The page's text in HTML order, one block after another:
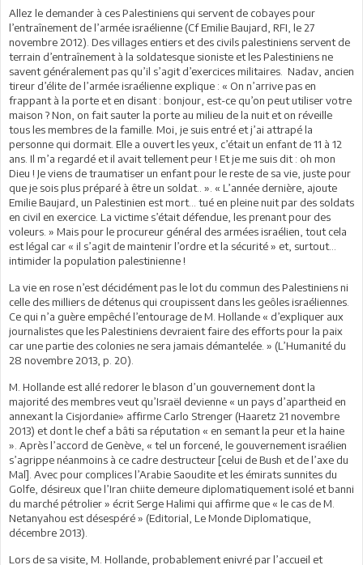
Allez le demander à ces Palestiniens qui servent de cobayes pour
l’entraînement de l’armée israélienne (Cf Emilie Baujard, RFI, le 27
novembre 2012). Des villages entiers et des civils palestiniens servent de
terrain d’entraînement à la soldatesque sioniste et les Palestiniens ne
savent généralement pas qu’il s’agit d’exercices militaires. Nadav, ancien
tireur d’élite de l’armée israélienne explique : « On n’arrive pas en
frappant à la porte et en disant : bonjour, est-ce qu’on peut utiliser votre
maison ? Non, on fait sauter la porte au milieu de la nuit et on réveille
tous les membres de la famille. Moi, je suis entré et j’ai attrapé la
personne qui dormait. Elle a ouvert les yeux, c’était un enfant de 11 à 12
ans. Il m’a regardé et il avait tellement peur ! Et je me suis dit : oh mon
Dieu ! Je viens de traumatiser un enfant pour le reste de sa vie, juste pour
que je sois plus préparé à être un soldat.. ». « L’année dernière, ajoute
Emilie Baujard, un Palestinien est mort… tué en pleine nuit par des soldats
en civil en exercice. La victime s’était défendue, les prenant pour des
voleurs. » Mais pour le procureur général des armées israélien, tout cela
est légal car « il s’agit de maintenir l’ordre et la sécurité » et, surtout…
intimider la population palestinienne !
La vie en rose n’est décidément pas le lot du commun des Palestiniens ni
celle des milliers de détenus qui croupissent dans les geôles israéliennes.
Ce qui n’a guère empêché l’entourage de M. Hollande « d’expliquer aux
journalistes que les Palestiniens devraient faire des efforts pour la paix
car une partie des colonies ne sera jamais démantelée. » (L’Humanité du
28 novembre 2013, p. 20).
M. Hollande est allé redorer le blason d’un gouvernement dont la
majorité des membres veut qu’Israël devienne « un pays d’apartheid en
annexant la Cisjordanie» affirme Carlo Strenger (Haaretz 21 novembre
2013) et dont le chef a bâti sa réputation « en semant la peur et la haine
». Après l’accord de Genève, « tel un forcené, le gouvernement israélien
s’agrippe néanmoins à ce cadre destructeur [celui de Bush et de l’axe du
Mal]. Avec pour complices l’Arabie Saoudite et les émirats sunnites du
Golfe, désireux que l’Iran chiite demeure diplomatiquement isolé et banni
du marché pétrolier » écrit Serge Halimi qui affirme que « le cas de M.
Netanyahou est désespéré » (Editorial, Le Monde Diplomatique,
décembre 2013).
Lors de sa visite, M. Hollande, probablement enivré par l’accueil et